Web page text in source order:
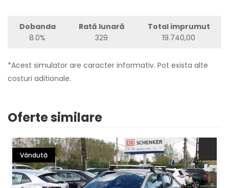
Dobanda
8.0%
Rată lunară
329
Total imprumut
19.740,00
*Acest simulator are caracter informativ. Pot exista alte
costuri aditionale.
Oferte similare
Vândută